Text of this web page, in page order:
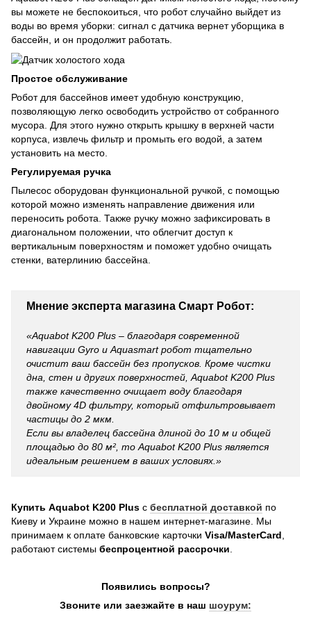
вы можете не беспокоиться, что робот случайно выйдет из
воды во время уборки: сигнал с датчика вернет уборщика в
бассейн, и он продолжит работать.
Простое обслуживание
Робот для бассейнов имеет удобную конструкцию,
позволяющую легко освободить устройство от собранного
мусора. Для этого нужно открыть крышку в верхней части
корпуса, извлечь фильтр и промыть его водой, а затем
установить на место.
Регулируемая ручка
Пылесос оборудован функциональной ручкой, с помощью
которой можно изменять направление движения или
переносить робота. Также ручку можно зафиксировать в
диагональном положении, что облегчит доступ к
вертикальным поверхностям и поможет удобно очищать
стенки, ватерлинию бассейна.
Мнение эксперта магазина Смарт Робот:
«Aquabot K200 Plus – благодаря современной
навигации Gyro и Aquasmart робот тщательно
очистит ваш бассейн без пропусков. Кроме чистки
дна, стен и других поверхностей, Aquabot K200 Plus
также качественно очищает воду благодаря
двойному 4D фильтру, который отфильтровывает
частицы до 2 мкм.
Если вы владелец бассейна длиной до 10 м и общей
площадью до 80 м², то Aquabot K200 Plus является
идеальным решением в ваших условиях. »
Купить Aquabot K200 Plus с бесплатной доставкой по
Киеву и Украине можно в нашем интернет-магазине. Мы
принимаем к оплате банковские карточки Visa/MasterCard
работают системы беспроцентной рассрочки
Появились вопросы?
Звоните или заезжайте в наш шоурум: